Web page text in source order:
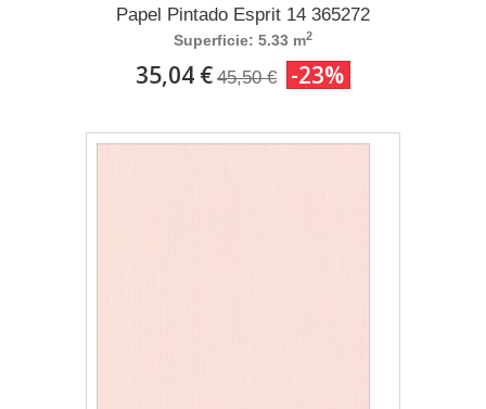
Papel Pintado Esprit 14 365272
Superficie: 5.33 m2
35,04 € 45,50 € -23%